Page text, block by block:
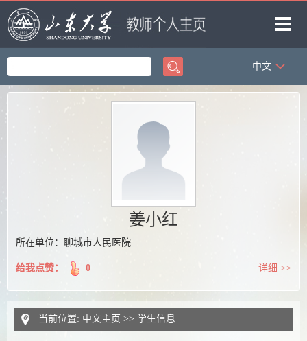
首页
教师博客
中文
姜小红
所在单位：聊城市人民医院
给我点赞： 0 详细 >>
当前位置: 中文主页 >> 学生信息